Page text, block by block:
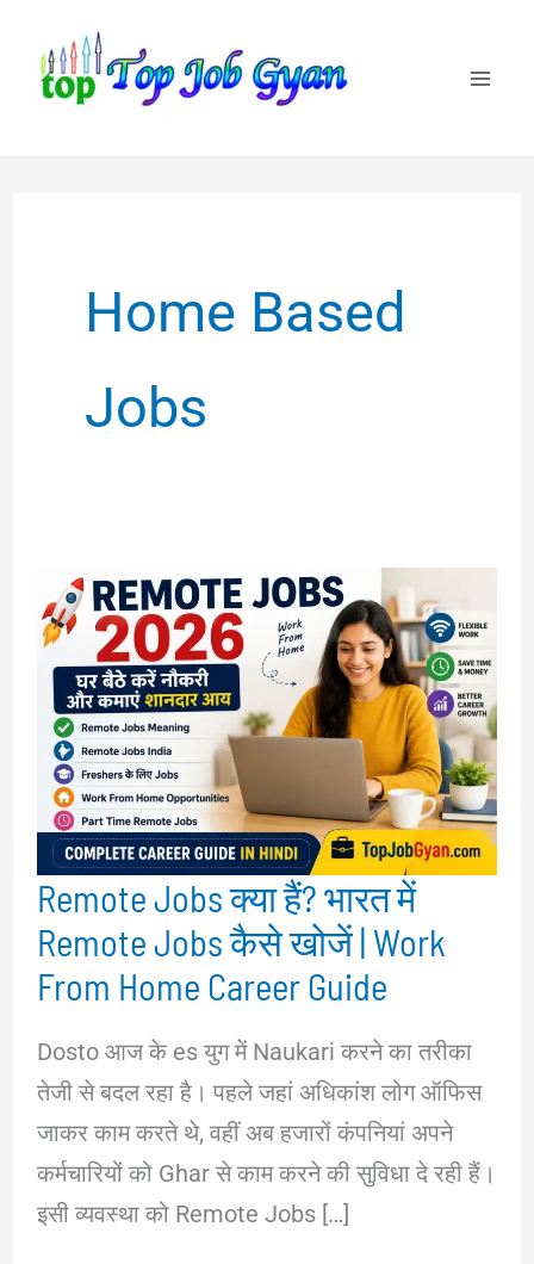
content
Home Based
Jobs
Remote Jobs क्या हैं? भारत में
Remote Jobs कैसे खोजें | Work
From Home Career Guide
Dosto आज के es युग में Naukari करने का तरीका
तेजी से बदल रहा है। पहले जहां अधिकांश लोग ऑफिस
जाकर काम करते थे, वहीं अब हजारों कंपनियां अपने
कर्मचारियों को Ghar से काम करने की सुविधा दे रही हैं।
इसी व्यवस्था को Remote Jobs […]